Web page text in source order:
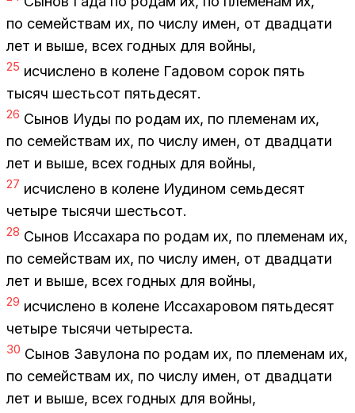
по се­мей­ствам их, по чис­лу имен, от два­дца­ти
лет и выше, всех год­ных для вой­ны,
25 ис­чис­ле­но в ко­лене Га­до­вом со­рок пять
ты­сяч шесть­сот пять­де­сят.
26 Сы­нов Иуды по ро­дам их, по пле­ме­нам их,
по се­мей­ствам их, по чис­лу имен, от два­дца­ти
лет и выше, всех год­ных для вой­ны,
27 ис­чис­ле­но в ко­лене Иуди­ном семь­де­сят
че­ты­ре ты­ся­чи шесть­сот.
28 Сы­нов Ис­са­ха­ра по ро­дам их, по пле­ме­нам их,
по се­мей­ствам их, по чис­лу имен, от два­дца­ти
лет и выше, всех год­ных для вой­ны,
29 ис­чис­ле­но в ко­лене Ис­са­ха­ро­вом пять­де­сят
че­ты­ре ты­ся­чи че­ты­ре­ста.
30 Сы­нов За­ву­ло­на по ро­дам их, по пле­ме­нам их,
по се­мей­ствам их, по чис­лу имен, от два­дца­ти
лет и выше, всех год­ных для вой­ны,